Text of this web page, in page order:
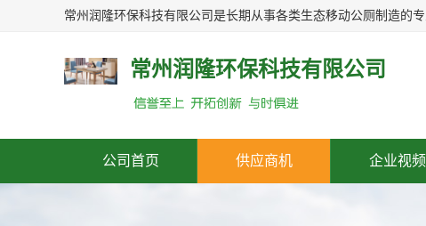
常州润隆环保科技有限公司
公司首页 供应商机 企业视频